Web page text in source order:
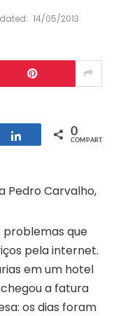
14/05/2013
Compartilhar
0
COMPART.
Pedro Carvalho,
problemas que
pela internet.
em um hotel
a fatura
os dias foram